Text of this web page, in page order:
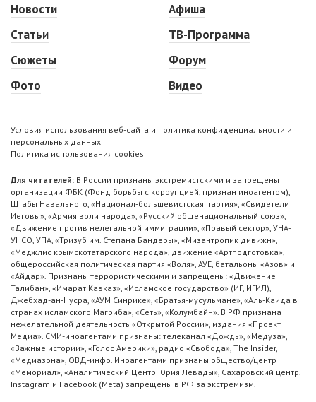
Новости
Статьи
Сюжеты
Фото
Афиша
ТВ-Программа
Форум
Видео
Условия использования веб-сайта и политика конфиденциальности и
персональных данных
Политика использования cookies
Для читателей: В России признаны экстремистскими и запрещены
организации ФБК (Фонд борьбы с коррупцией, признан иноагентом),
Штабы Навального, «Национал-большевистская партия», «Свидетели
Иеговы», «Армия воли народа», «Русский общенациональный союз»,
«Движение против нелегальной иммиграции», «Правый сектор», УНА-
УНСО, УПА, «Тризуб им. Степана Бандеры», «Мизантропик дивижн»,
«Меджлис крымскотатарского народа», движение «Артподготовка»,
общероссийская политическая партия «Воля», АУЕ, батальоны «Азов» и
«Айдар». Признаны террористическими и запрещены: «Движение
Талибан», «Имарат Кавказ», «Исламское государство» (ИГ, ИГИЛ),
Джебхад-ан-Нусра, «АУМ Синрике», «Братья-мусульмане», «Аль-Каида в
странах исламского Магриба», «Сеть», «Колумбайн». В РФ признана
нежелательной деятельность «Открытой России», издания «Проект
Медиа». СМИ-иноагентами признаны: телеканал «Дождь», «Медуза»,
«Важные истории», «Голос Америки», радио «Свобода», The Insider,
«Медиазона», ОВД-инфо. Иноагентами признаны общество/центр
«Мемориал», «Аналитический Центр Юрия Левады», Сахаровский центр.
Instagram и Facebook (Metа) запрещены в РФ за экстремизм.